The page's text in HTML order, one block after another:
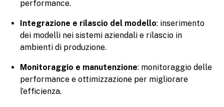
performance.
Integrazione e rilascio del modello: inserimento
dei modelli nei sistemi aziendali e rilascio in
ambienti di produzione.
Monitoraggio e manutenzione: monitoraggio delle
performance e ottimizzazione per migliorare
l’efficienza.